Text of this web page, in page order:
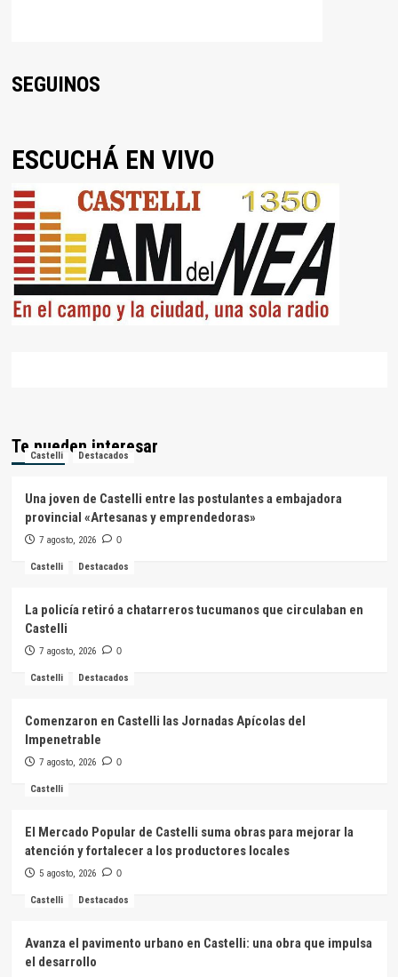
SEGUINOS
ESCUCHÁ EN VIVO
Te pueden interesar
Castelli Destacados
Una joven de Castelli entre las postulantes a embajadora
provincial «Artesanas y emprendedoras»
7 agosto, 2026 0
Castelli Destacados
La policía retiró a chatarreros tucumanos que circulaban en
Castelli
7 agosto, 2026 0
Castelli Destacados
Comenzaron en Castelli las Jornadas Apícolas del
Impenetrable
7 agosto, 2026 0
Castelli
El Mercado Popular de Castelli suma obras para mejorar la
atención y fortalecer a los productores locales
5 agosto, 2026 0
Castelli Destacados
Avanza el pavimento urbano en Castelli: una obra que impulsa
el desarrollo